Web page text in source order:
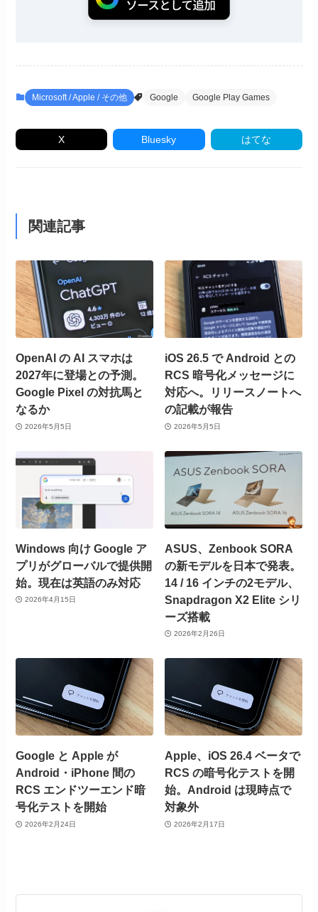
Microsoft / Apple / その他 Google Google Play Games
X Bluesky はてな
関連記事
OpenAI の AI スマホは
2027年に登場との予測。
Google Pixel の対抗馬と
なるか
2026年5月5日
iOS 26.5 で Android との
RCS 暗号化メッセージに
対応へ。リリースノートへ
の記載が報告
2026年5月5日
Windows 向け Google ア
プリがグローバルで提供開
始。現在は英語のみ対応
2026年4月15日
ASUS、Zenbook SORA
の新モデルを日本で発表。
14 / 16 インチの2モデル、
Snapdragon X2 Elite シリ
ーズ搭載
2026年2月26日
Google と Apple が
Android・iPhone 間の
RCS エンドツーエンド暗
号化テストを開始
2026年2月24日
Apple、iOS 26.4 ベータで
RCS の暗号化テストを開
始。Android は現時点で
対象外
2026年2月17日